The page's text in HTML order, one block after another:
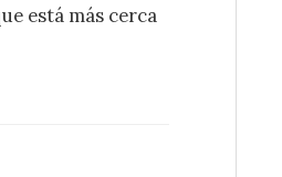
está más cerca